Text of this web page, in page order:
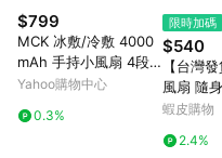
能導致無法收到導購通知，亦可
請注意以下行為將可能導致無法
格：使用非指定之途徑及方式完
擊路徑不符合回饋資格或規則
訂單日期+60天以內進行洽詢確
訴，恕無法贈點回饋。需檢附蝦
錄，如於LINE購物訂單紀錄已
$799
MCK 冰敷/冷敷 4000
mAh 手持小風扇 4段
風速調節 Type-C充電
Yahoo購物中心
0.3%
限時加碼
$540
【台灣
風扇 隨
壓 5檔風
桌立兩用
蝦皮購物
2.4%